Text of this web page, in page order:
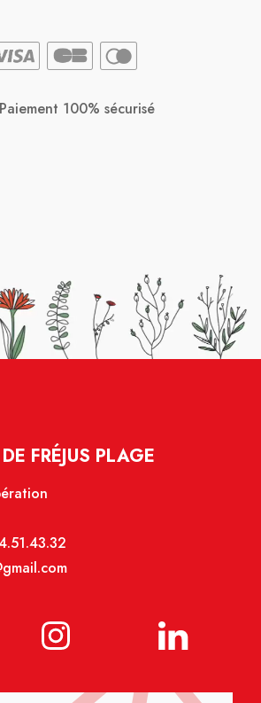
Paiement 100% sécurisé
FRÉJUS PLAGE